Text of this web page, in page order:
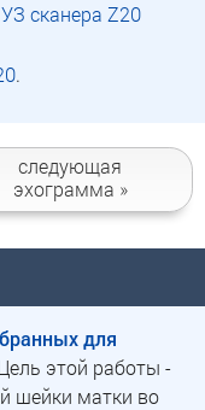
УЗ сканера Z20
.
следующая
эхограмма »
для
этой работы -
шейки матки во